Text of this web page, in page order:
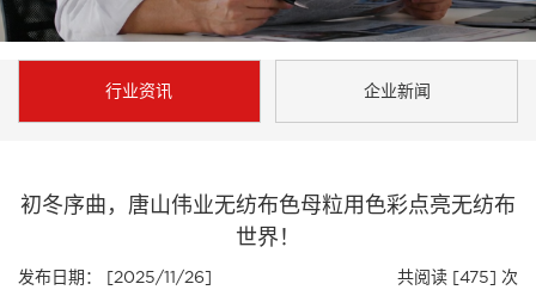
行业资讯 企业新闻
初冬序曲，唐山伟业无纺布色母粒用色彩点亮无纺布
世界！
发布日期： [2025/11/26] 共阅读 [475] 次